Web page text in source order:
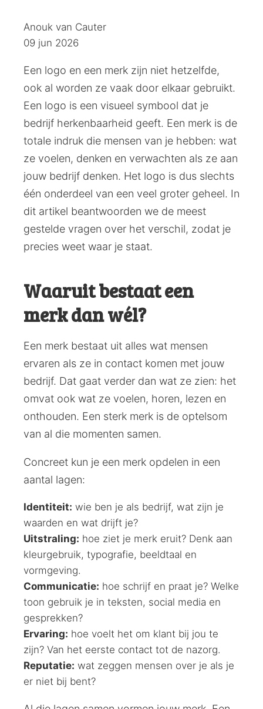
Posted
by:
Anouk van Cauter
09 jun 2026
Een logo en een merk zijn niet hetzelfde,
ook al worden ze vaak door elkaar gebruikt.
Een logo is een visueel symbool dat je
bedrijf herkenbaarheid geeft. Een merk is de
totale indruk die mensen van je hebben: wat
ze voelen, denken en verwachten als ze aan
jouw bedrijf denken. Het logo is dus slechts
één onderdeel van een veel groter geheel. In
dit artikel beantwoorden we de meest
gestelde vragen over het verschil, zodat je
precies weet waar je staat.
Waaruit bestaat een
merk dan wél?
Een merk bestaat uit alles wat mensen
ervaren als ze in contact komen met jouw
bedrijf. Dat gaat verder dan wat ze zien: het
omvat ook wat ze voelen, horen, lezen en
onthouden. Een sterk merk is de optelsom
van al die momenten samen.
Concreet kun je een merk opdelen in een
aantal lagen:
Identiteit: wie ben je als bedrijf, wat zijn je
waarden en wat drijft je?
Uitstraling: hoe ziet je merk eruit? Denk aan
kleurgebruik, typografie, beeldtaal en
vormgeving.
Communicatie: hoe schrijf en praat je? Welke
toon gebruik je in teksten, social media en
gesprekken?
Ervaring: hoe voelt het om klant bij jou te
zijn? Van het eerste contact tot de nazorg.
Reputatie: wat zeggen mensen over je als je
er niet bij bent?